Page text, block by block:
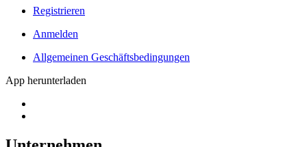
Registrieren
Anmelden
Allgemeinen Geschäftsbedingungen
App herunterladen